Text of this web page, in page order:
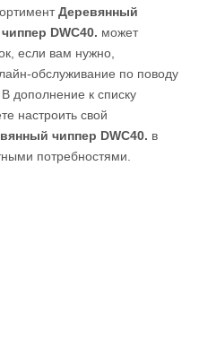
Деревянный
DWC40. может
если вам нужно,
обслуживание по поводу
. В дополнение к списку
настроить свой
чиппер DWC40. в
потребностями.